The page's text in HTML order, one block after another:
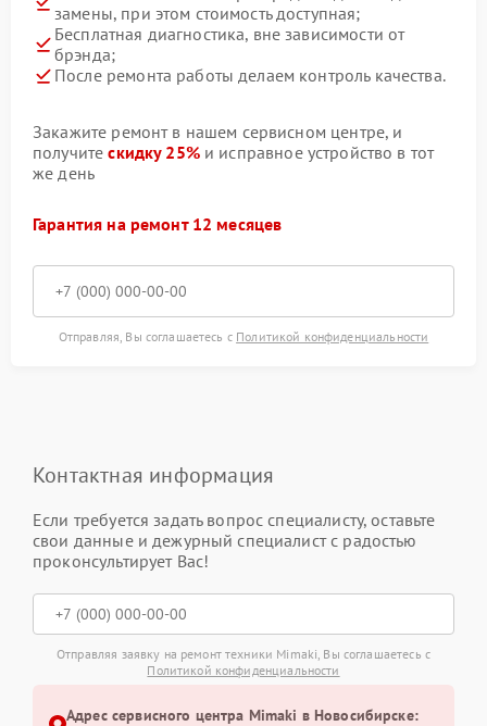
замены, при этом стоимость доступная;
Бесплатная диагностика, вне зависимости от
брэнда;
После ремонта работы делаем контроль качества.
Закажите ремонт в нашем сервисном центре, и
получитескидку 25%и исправное устройство в тот
же день
Гарантия на ремонт 12 месяцев
Отправляя, Вы соглашаетесь с Политикой конфиденциальности
Контактная информация
Если требуется задать вопрос специалисту, оставьте
свои данные и дежурный специалист с радостью
проконсультирует Вас!
Отправляя заявку на ремонт техники Mimaki, Вы соглашаетесь с
Политикой конфиденциальности
Адрес сервисного центра Mimaki в Новосибирске: